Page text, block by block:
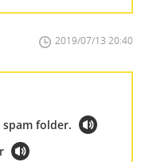
2019/07/13 20:40
folder.